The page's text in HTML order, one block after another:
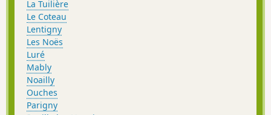
La Tuilière
Le Coteau
Lentigny
Les Noës
Luré
Mably
Noailly
Ouches
Parigny